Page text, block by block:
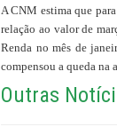
A CNM estima que
relação ao valor de
Renda no mês de
compensou a queda na
Outras